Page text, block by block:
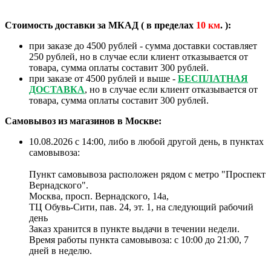
Стоимость доставки за МКАД ( в пределах 10 км. ):
при заказе до 4500 рублей - сумма доставки составляет
250 рублей, но в случае если клиент отказывается от
товара, сумма оплаты составит 300 рублей.
при заказе от 4500 рублей и выше - БЕСПЛАТНАЯ
ДОСТАВКА, но в случае если клиент отказывается от
товара, сумма оплаты составит 300 рублей.
Самовывоз из магазинов в Москве:
10.08.2026 с 14:00, либо в любой другой день, в пунктах
самовывоза:
Пункт самовывоза расположен рядом с метро "Проспект
Вернадского".
Москва, просп. Вернадского, 14а,
ТЦ Обувь-Сити, пав. 24, эт. 1, на следующий рабочий
день
Заказ хранится в пункте выдачи в течении недели.
Время работы пункта самовывоза: с 10:00 до 21:00, 7
дней в неделю.